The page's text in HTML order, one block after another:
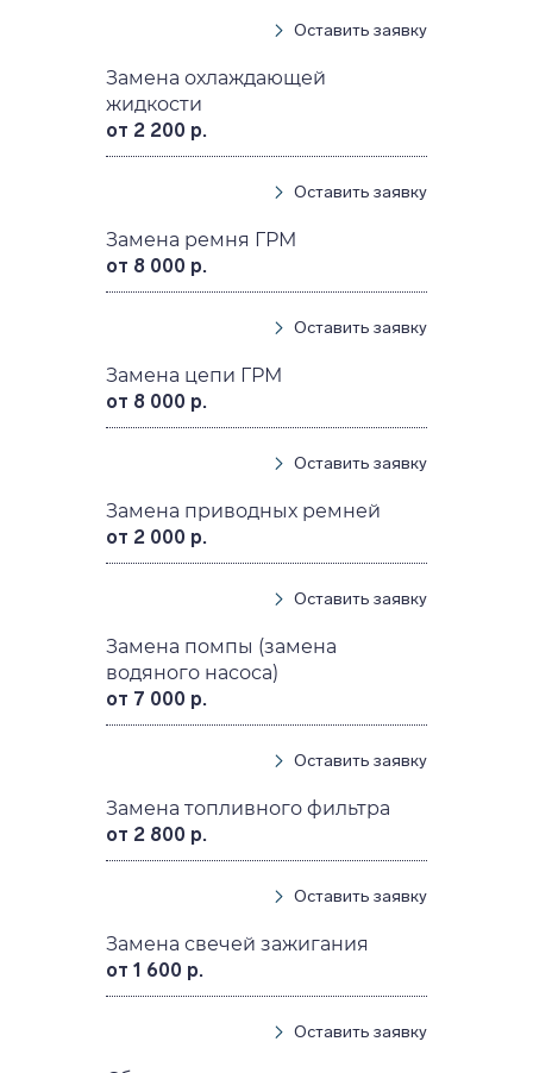
Оставить заявку
Замена охлаждающей
жидкости
от 2 200 р.
Оставить заявку
Замена ремня ГРМ
от 8 000 р.
Оставить заявку
Замена цепи ГРМ
от 8 000 р.
Оставить заявку
Замена приводных ремней
от 2 000 р.
Оставить заявку
Замена помпы (замена
водяного насоса)
от 7 000 р.
Оставить заявку
Замена топливного фильтра
от 2 800 р.
Оставить заявку
Замена свечей зажигания
от 1 600 р.
Оставить заявку